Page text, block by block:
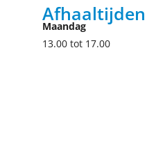
Afhaaltijden
Maandag
13.00 tot 17.00